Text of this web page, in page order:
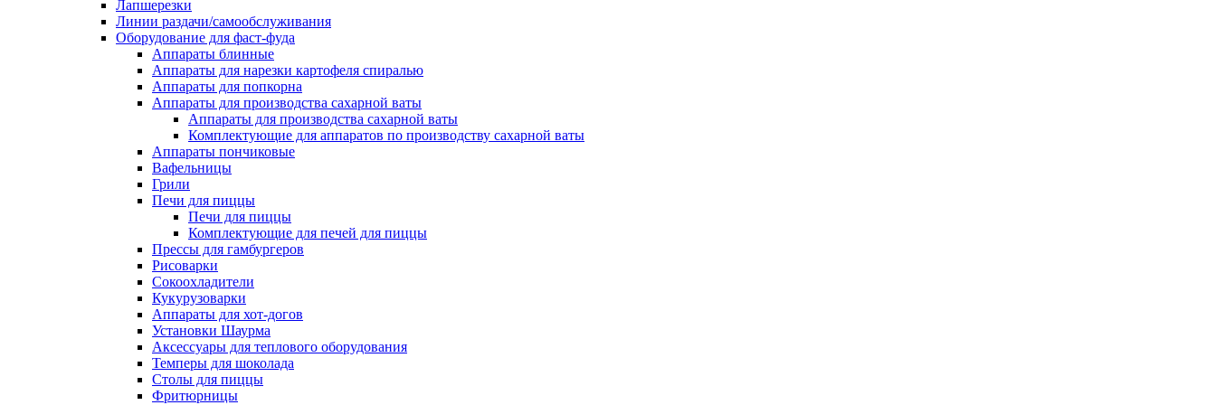
Лапшерезки
Линии раздачи/самообслуживания
Оборудование для фаст-фуда
Аппараты блинные
Аппараты для нарезки картофеля спиралью
Аппараты для попкорна
Аппараты для производства сахарной ваты
Аппараты для производства сахарной ваты
Комплектующие для аппаратов по производству сахарной ваты
Аппараты пончиковые
Вафельницы
Грили
Печи для пиццы
Печи для пиццы
Комплектующие для печей для пиццы
Прессы для гамбургеров
Рисоварки
Сокоохладители
Кукурузоварки
Аппараты для хот-догов
Установки Шаурма
Аксессуары для теплового оборудования
Темперы для шоколада
Столы для пиццы
Фритюрницы